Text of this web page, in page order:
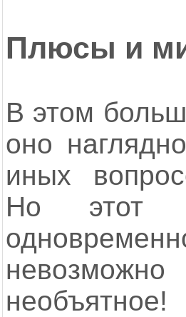
Плюсы и
В этом
оно
иных
Но этот
необъятное!